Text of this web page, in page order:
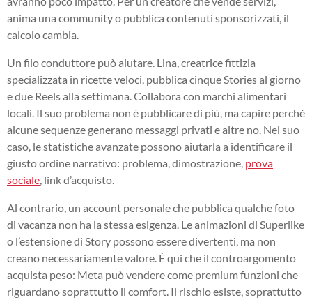
anima una community o pubblica contenuti sponsorizzati, il
calcolo cambia.
Un filo conduttore può aiutare. Lina, creatrice fittizia
specializzata in ricette veloci, pubblica cinque Stories al giorno
e due Reels alla settimana. Collabora con marchi alimentari
locali. Il suo problema non è pubblicare di più, ma capire perché
alcune sequenze generano messaggi privati e altre no. Nel suo
caso, le statistiche avanzate possono aiutarla a identificare il
giusto ordine narrativo: problema, dimostrazione, prova
sociale , link d’acquisto.
Al contrario, un account personale che pubblica qualche foto
di vacanza non ha la stessa esigenza. Le animazioni di Superlike
o l’estensione di Story possono essere divertenti, ma non
creano necessariamente valore. È qui che il controargomento
acquista peso: Meta può vendere come premium funzioni che
riguardano soprattutto il comfort. Il rischio esiste, soprattutto